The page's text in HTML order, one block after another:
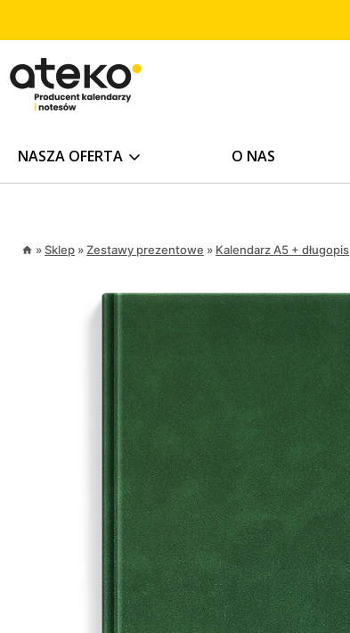
NASZA OFERTA O NAS
»Sklep »Zestawy prezentowe » Kalendarz A5 + długopis